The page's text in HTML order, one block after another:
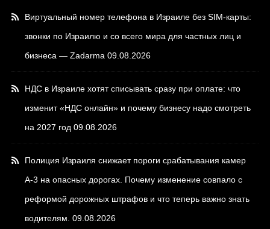
Виртуальный номер телефона в Израиле без SIM-карты:
звонки по Израилю и со всего мира для частных лиц и
бизнеса — Zadarma 09.08.2026
НДС в Израиле хотят списывать сразу при оплате: что
изменит «НДС онлайн» и почему бизнесу надо смотреть
на 2027 год 09.08.2026
Полиция Израиля снижает пороги срабатывания камер
А-3 на опасных дорогах. Почему изменение совпало с
реформой дорожных штрафов и что теперь важно знать
водителям. 09.08.2026